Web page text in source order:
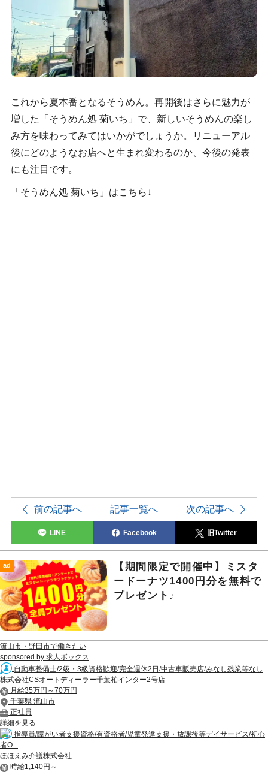
これから夏本番となるそうめん。再開後はさらに魅力が
増した「そうめん処 菊いち」で、新しいそうめんの楽し
み方を味わってみてはいかがでしょうか。リニューアル
後にどのようなお店へと生まれ変わるのか、今後の発表
にも注目です。
「そうめん処 菊いち」はこちら↓
前の記事へ 記事一覧へ 次の記事へ
LINE Facebook 旧Twitter
ad
【期間限定で開催中】ミスタ
ードーナツ1400円分を無料で
プレゼント♪
流山市・野田市で働きたい
sponsored by 求人ボックス
自動車整備士/2級・3級資格歓迎/完全週休2日/中古車販売店/みなし残業等なし
株式会社CSオートディーラー千葉柏インター2号店
月給35万円～70万円
千葉県 流山市
正社員
詳細を見る
指導員/障がい者支援資格/有資格者/児童発達支援・放課後等デイサービス/初心
者O...
ほほえみ介護株式会社
時給1,140円～